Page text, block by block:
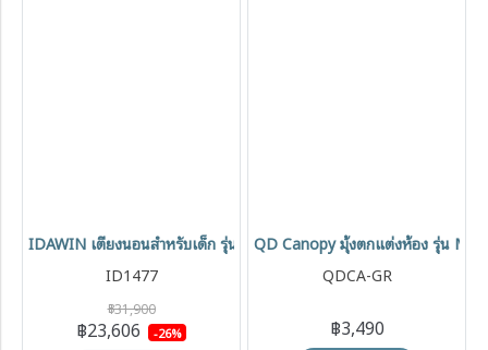
IDAWIN เตียงนอนสำหรับเด็ก รุ่น Baby Bed Classic (0+)
ID1477
฿31,900
฿23,606 -26%
QD Canopy มุ้งตกแต่งห้อง รุ่น
QDCA-GR
฿3,490